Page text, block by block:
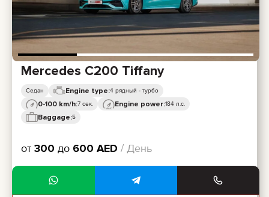
Mercedes C200 Tiffany
Седан Engine type:4 рядный - турбо
0-100 km/h:7 сек. Engine power:184 л.с.
Baggage:5
от 300 до 600 AED / День